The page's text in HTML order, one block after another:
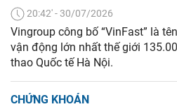
20:42' - 30/07/2026
Vingroup công bố “VinFast” là
vận động lớn nhất thế giới
thao Quốc tế Hà Nội.
CHỨNG KHOÁN